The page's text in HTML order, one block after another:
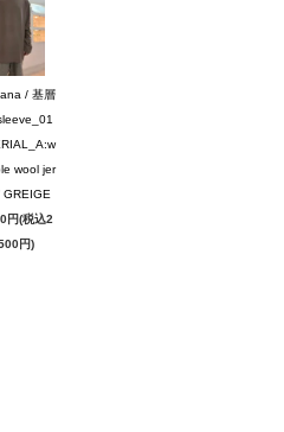
/ 基層
wool jer
GREIGE
円(税込2
円)